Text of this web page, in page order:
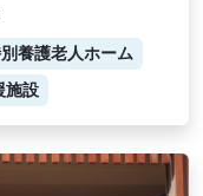
養護老人ホーム
施設